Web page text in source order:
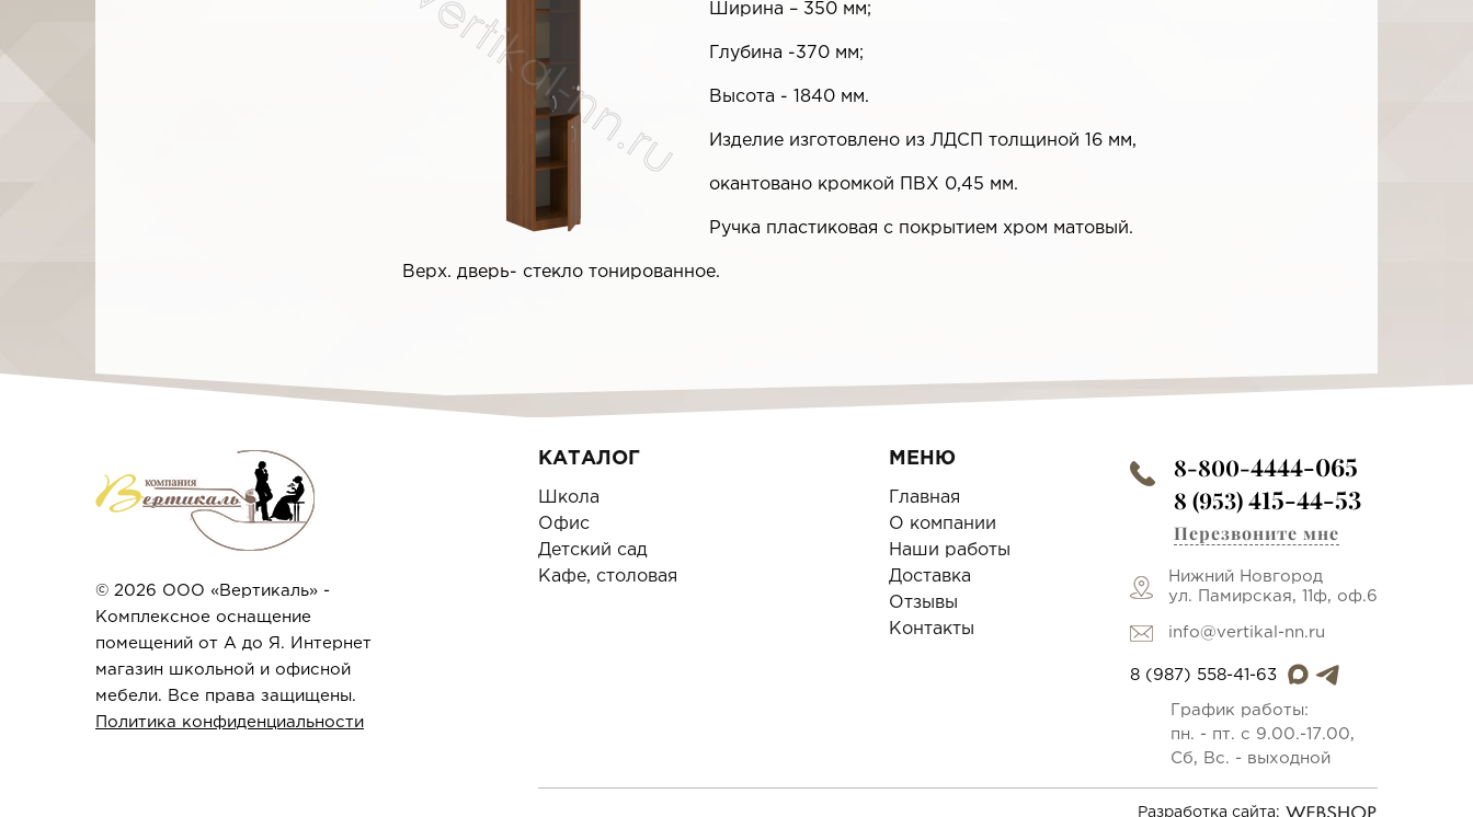
Ширина – 350 мм;
Глубина -370 мм;
Высота - 1840 мм.
Изделие изготовлено из ЛДСП толщиной 16 мм,
окантовано кромкой ПВХ 0,45 мм.
Ручка пластиковая с покрытием хром матовый.
Верх. дверь- стекло тонированное.
© 2026 ООО «Вертикаль» -
Комплексное оснащение
помещений от А до Я. Интернет
магазин школьной и офисной
мебели. Все права защищены.
Политика конфиденциальности
КАТАЛОГ
Школа
Офис
Детский сад
Кафе, столовая
МЕНЮ
Главная
О компании
Наши работы
Доставка
Отзывы
Контакты
8-800-4444-065
8 (953)415-44-53
Перезвоните мне
Нижний Новгород
ул. Памирская, 11ф, оф.6
info@vertikal-nn.ru
8 (987) 558-41-63
График работы:
пн. - пт. с 9.00.-17.00,
Сб, Вс. - выходной
Разработка сайта: